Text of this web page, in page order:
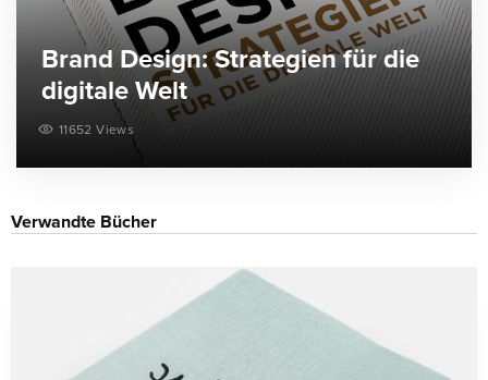
Brand Design: Strategien für die
digitale Welt
11652 Views
Verwandte Bücher